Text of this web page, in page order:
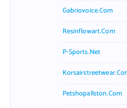
Gabriovoice.com
Resinflowart.com
P-Sports.net
Petshopallston.com